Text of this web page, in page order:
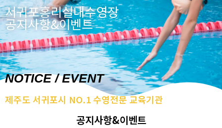
서귀포홍리실내수영장
공지사항&이벤트
NOTICE / EVENT
제주도 서귀포시 NO.1 수영전문 교육기관
공지사항&이벤트